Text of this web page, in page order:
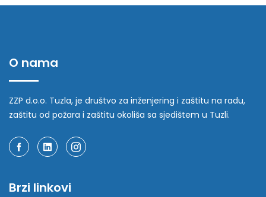
O nama
ZZP d.o.o. Tuzla, je društvo za inženjering i zaštitu na radu,
zaštitu od požara i zaštitu okoliša sa sjedištem u Tuzli.
Brzi linkovi